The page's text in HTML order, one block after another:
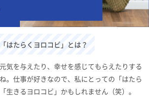
はたらくヨロコビ」とは？
気を与えたり、幸せを感じてもらえたりする
。仕事が好きなので、私にとっての「はたら
生きるヨロコビ」かもしれません（笑）。